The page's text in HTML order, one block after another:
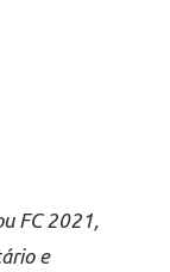
FC 2021,
e